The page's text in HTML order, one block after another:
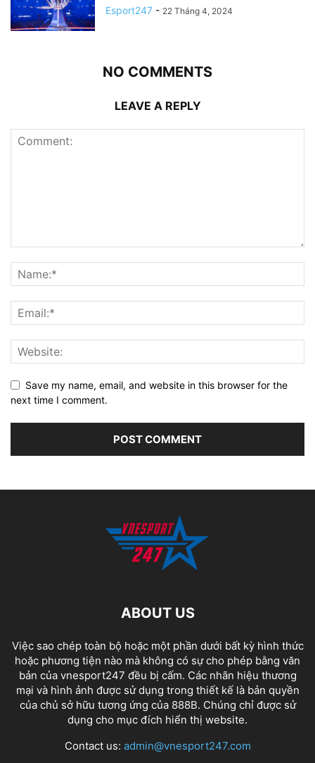
Esport247 - 22 Tháng 4, 2024
NO COMMENTS
LEAVE A REPLY
Save my name, email, and website in this browser for the
next time I comment.
ABOUT US
Việc sao chép toàn bộ hoặc một phần dưới bất kỳ hình thức
hoặc phương tiện nào mà không có sự cho phép bằng văn
bản của vnesport247 đều bị cấm. Các nhãn hiệu thương
mại và hình ảnh được sử dụng trong thiết kế là bản quyền
của chủ sở hữu tương ứng của 888B. Chúng chỉ được sử
dụng cho mục đích hiển thị website.
Contact us: admin@vnesport247.com